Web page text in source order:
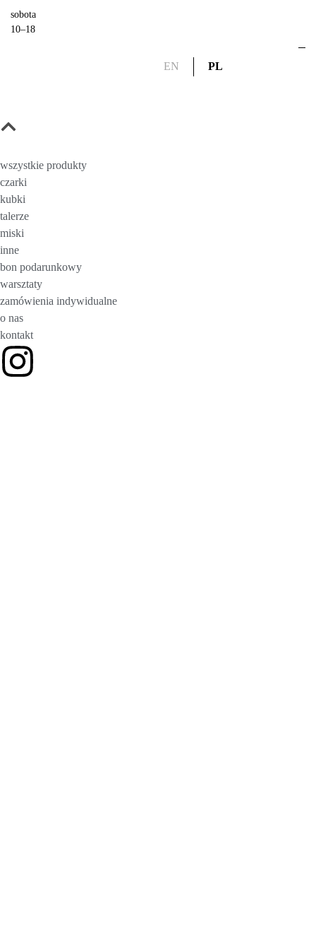
sobota
10–18
EN PL
wszystkie produkty
czarki
kubki
talerze
miski
inne
bon podarunkowy
warsztaty
zamówienia indywidualne
o nas
kontakt